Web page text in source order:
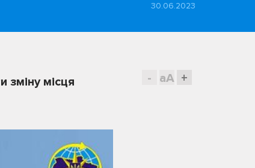
30.06.2023
- aA +
зміну місця